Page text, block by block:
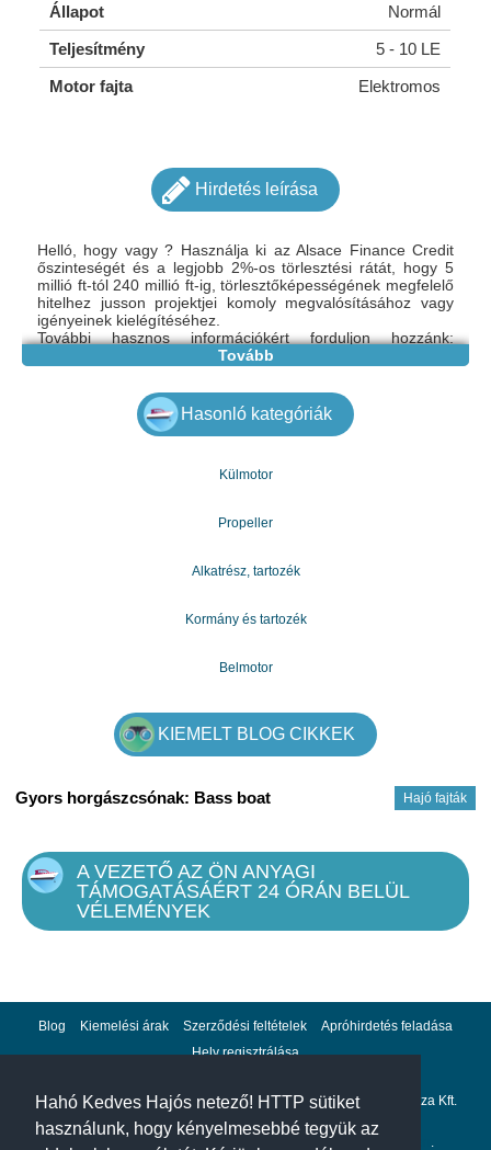
Hahó Kedves Hajós netező! HTTP sütiket
használunk, hogy kényelmesebbé tegyük az
Állapot
Normál
Teljesítmény
5 - 10 LE
Motor fajta
Elektromos
Hirdetés leírása
Helló, hogy vagy ? Használja ki az Alsace Finance Credit
őszinteségét és a legjobb 2%-os törlesztési rátát, hogy 5
millió ft-tól 240 millió ft-ig, törlesztőképességének megfelelő
hitelhez jusson projektjei komoly megvalósításához vagy
igényeinek kielégítéséhez.
További hasznos információkért forduljon hozzánk:
estebancabajal1@gmail.com
Köszönöm a megértésed
Tovább
Hasonló kategóriák
Külmotor
Propeller
Alkatrész, tartozék
Kormány és tartozék
Belmotor
KIEMELT BLOG CIKKEK
Hajó fajták
Gyors horgászcsónak: Bass boat
A VEZETŐ AZ ÖN ANYAGI
TÁMOGATÁSÁÉRT 24 ÓRÁN BELÜL
VÉLEMÉNYEK
Blog Kiemelési árak Szerződési feltételek
Apróhirdetés feladása
Hely regisztrálása
Adatvédelem Impresszum A hahohajo.hu kiadója a GlobalPlaza Kft.
A hahohajo.hu online bankkártyás fizetési partnere az .